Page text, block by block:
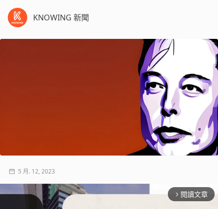
KNOWING 新聞
5 月. 12, 2023
arrow_forward_ios 閱讀文章